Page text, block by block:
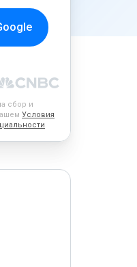
сбор и
Условия